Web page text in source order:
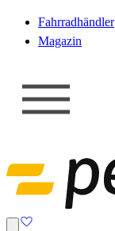
Fahrradhändler
Magazin